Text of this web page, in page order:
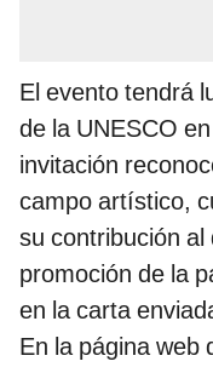
El evento tendrá
de la UNESCO
invitación
campo artístico,
su contribución
promoción de la
en la carta
En la página web